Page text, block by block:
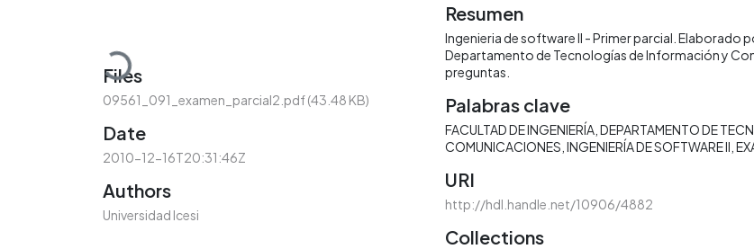
Loading...
Files
09561_091_examen_parcial2.pdf(43.48 KB)
Date
2010-12-16T20:31:46Z
Authors
Universidad Icesi
Resumen
Ingenieria de software II - Primer parcial. Elaborado
Departamento de Tecnologías de Información y
preguntas.
Palabras clave
FACULTAD DE INGENIERÍA DEPARTAMENTO DE
COMUNICACIONES INGENIERÍA DE SOFTWARE II
URI
http://hdl.handle.net/10906/4882
Collections